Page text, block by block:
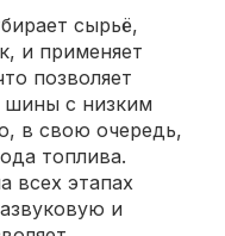
сырьё,
и применяет
позволяет
шины с низким
в свою очередь,
топлива.
всех этапах
и